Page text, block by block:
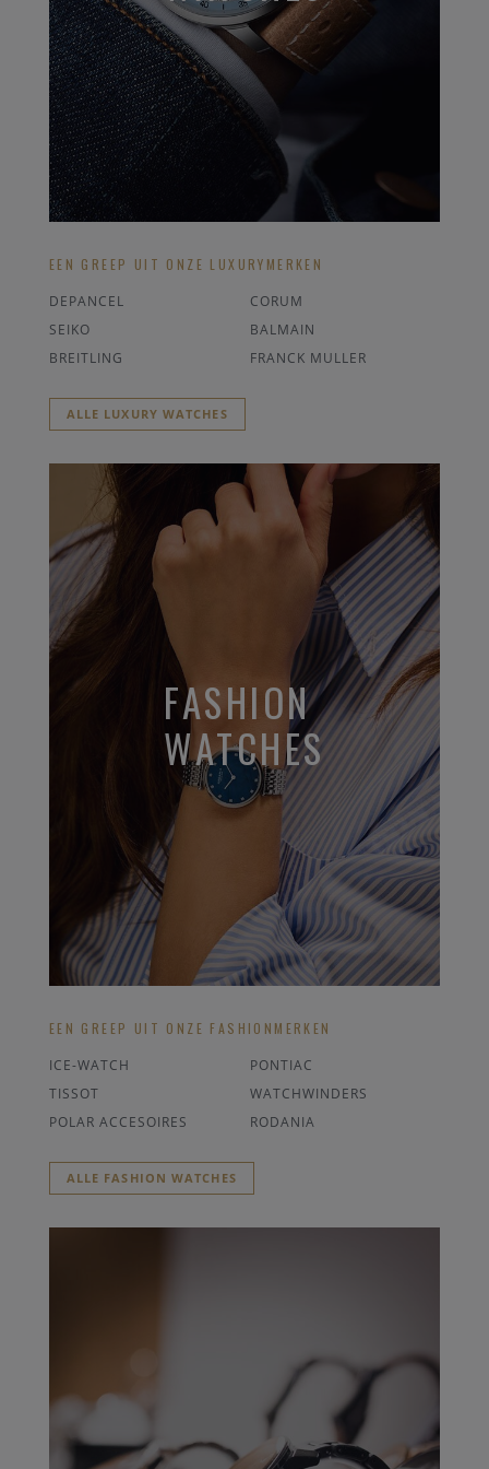
EEN GREEP UIT ONZE LUXURYMERKEN
DEPANCEL
CORUM
SEIKO
BALMAIN
BREITLING
FRANCK MULLER
ALLE LUXURY WATCHES
FASHION
WATCHES
EEN GREEP UIT ONZE FASHIONMERKEN
ICE-WATCH
PONTIAC
TISSOT
WATCHWINDERS
POLAR ACCESOIRES
RODANIA
ALLE FASHION WATCHES